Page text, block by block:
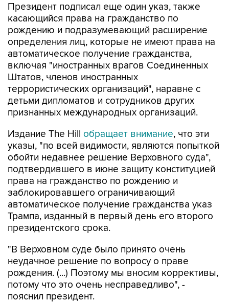
Президент подписал еще один указ, также
касающийся права на гражданство по
рождению и подразумевающий расширение
определения лиц, которые не имеют права на
автоматическое получение гражданства,
включая "иностранных врагов Соединенных
Штатов, членов иностранных
террористических организаций", наравне с
детьми дипломатов и сотрудников других
признанных международных организаций.
Издание The Hill обращает внимание, что эти
указы, "по всей видимости, являются попыткой
обойти недавнее решение Верховного суда",
подтвердившего в июне защиту конституцией
права на гражданство по рождению и
заблокировавшего ограничивающий
автоматическое получение гражданства указ
Трампа, изданный в первый день его второго
президентского срока.
"В Верховном суде было принято очень
неудачное решение по вопросу о праве
рождения. (...) Поэтому мы вносим коррективы,
потому что это очень несправедливо", -
пояснил президент.